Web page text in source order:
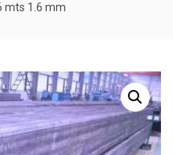
mts 1.6 mm